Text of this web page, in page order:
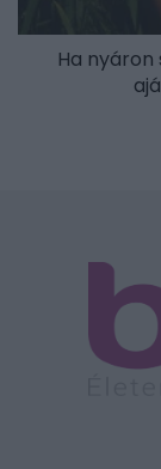
Ha